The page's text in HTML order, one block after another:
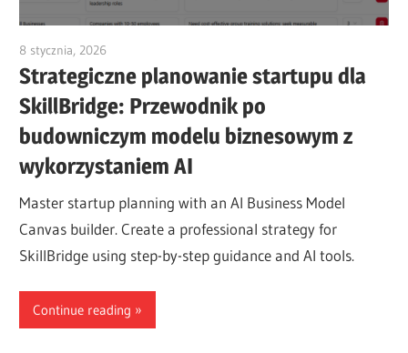
8 stycznia, 2026
Strategiczne planowanie startupu dla
SkillBridge: Przewodnik po
budowniczym modelu biznesowym z
wykorzystaniem AI
Master startup planning with an AI Business Model
Canvas builder. Create a professional strategy for
SkillBridge using step-by-step guidance and AI tools.
Continue reading